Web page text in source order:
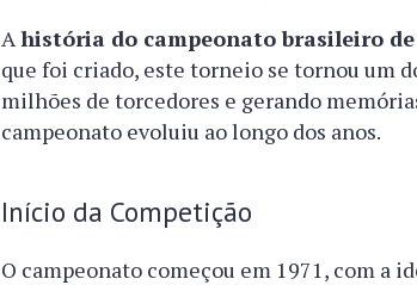
Ahistória do campeonato brasileiro
que foi criado, este torneio se tornou um
milhões de torcedores e gerando
campeonato evoluiu ao longo dos anos.
Início da Competição
O campeonato começou em 1971, com a